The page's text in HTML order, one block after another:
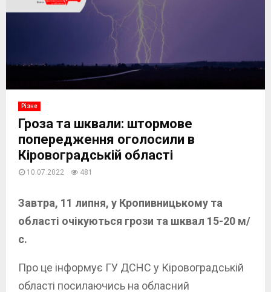
Різне
Гроза та шквали: штормове
попередження оголосили в
Кіровоградській області
10.07.2022 481
Завтра, 11 липня, у Кропивницькому та
області очікуються грози та шквал 15-20 м/
с.
Про це інформує ГУ ДСНС у Кіровоградській
області посилаючись на обласний